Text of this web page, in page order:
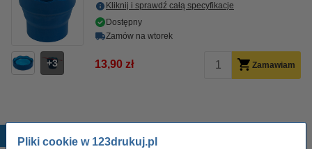
Pliki cookie w 123drukuj.pl
3
Kliknij i sprawdź całą specyfikacje
Dostępny
Zamów na wtorek
13,90 zł Zamawiam
Popularne produkty